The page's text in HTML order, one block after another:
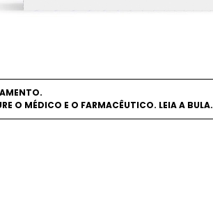
O MÉDICO E O FARMACÊUTICO. LEIA A